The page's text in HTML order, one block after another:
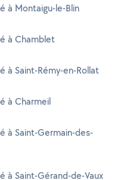
à Montaigu-le-Blin
à Chamblet
à Saint-Rémy-en-Rollat
à Charmeil
à Saint-Germain-des-
à Saint-Gérand-de-Vaux